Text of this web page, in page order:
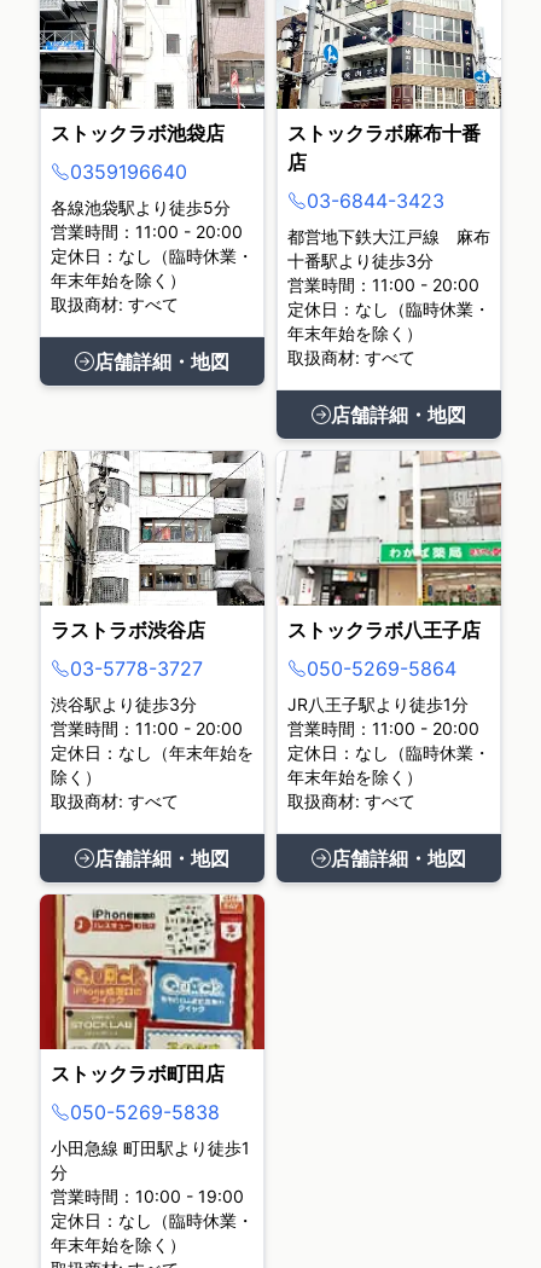
ストックラボ池袋店
0359196640
各線池袋駅より徒歩5分
営業時間：11:00 - 20:00
定休日：なし（臨時休業・
年末年始を除く）
取扱商材: すべて
店舗詳細・地図
ストックラボ麻布十番
店
03-6844-3423
都営地下鉄大江戸線 麻布
十番駅より徒歩3分
営業時間：11:00 - 20:00
定休日：なし（臨時休業・
年末年始を除く）
取扱商材: すべて
店舗詳細・地図
ラストラボ渋谷店
03-5778-3727
渋谷駅より徒歩3分
営業時間：11:00 - 20:00
定休日：なし（年末年始を
除く）
取扱商材: すべて
店舗詳細・地図
ストックラボ八王子店
050-5269-5864
JR八王子駅より徒歩1分
営業時間：11:00 - 20:00
定休日：なし（臨時休業・
年末年始を除く）
取扱商材: すべて
店舗詳細・地図
ストックラボ町田店
050-5269-5838
小田急線 町田駅より徒歩1
分
営業時間：10:00 - 19:00
定休日：なし（臨時休業・
年末年始を除く）